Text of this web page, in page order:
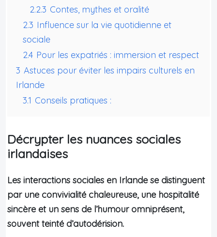
2.2.3 Contes, mythes et oralité
2.3 Influence sur la vie quotidienne et
sociale
2.4 Pour les expatriés : immersion et respect
3 Astuces pour éviter les impairs culturels en
Irlande
3.1 Conseils pratiques :
Décrypter les nuances sociales
irlandaises
Les interactions sociales en Irlande se distinguent
par une convivialité chaleureuse, une hospitalité
sincère et un sens de l’humour omniprésent,
souvent teinté d’autodérision.